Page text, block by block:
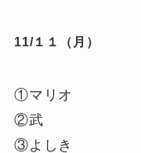
11/１１ （月）
①マリオ
②武
③よしき